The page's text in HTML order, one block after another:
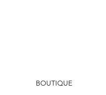
BOUTIQUE